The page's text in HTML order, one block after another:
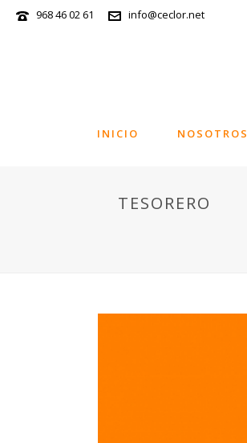
968 46 02 61 info@ceclor.net
INICIO NOSOTROS
TESORERO